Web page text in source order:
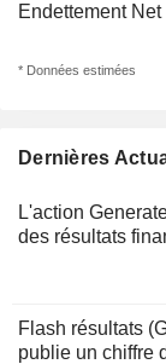
Dernières
L'action
des résultats
Flash résultats
publie un chiffre
Endettement Net
* Données estimées